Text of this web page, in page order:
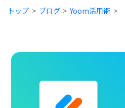
トップ ブログ Yoom活用術